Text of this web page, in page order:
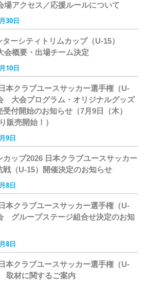
アクセス／応援ルールについて
30日
ーシティトリムカップ（U-15）
概要・出場チーム決定
10日
本クラブユースサッカー選手権（U-
大会プログラム・オリジナルグッズ
受付開始のお知らせ（7月9日（木）
販売開始！）
9日
カップ2026 日本クラブユースサッカー
戦（U-15）開催決定のお知らせ
8日
本クラブユースサッカー選手権（U-
グループステージ組合せ決定のお知
8日
本クラブユースサッカー選手権（U-
取材に関するご案内